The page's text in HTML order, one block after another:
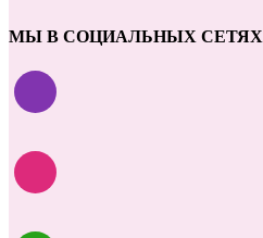
МЫ В СОЦИАЛЬНЫХ СЕТЯХ